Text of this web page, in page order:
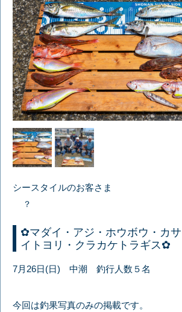
シースタイルのお客さま
？
✿マダイ・アジ・ホウボウ・カ
イトヨリ・クラカケトラギス✿
7月26日(日) 中潮 釣行人数５名
今回は釣果写真のみの掲載です。